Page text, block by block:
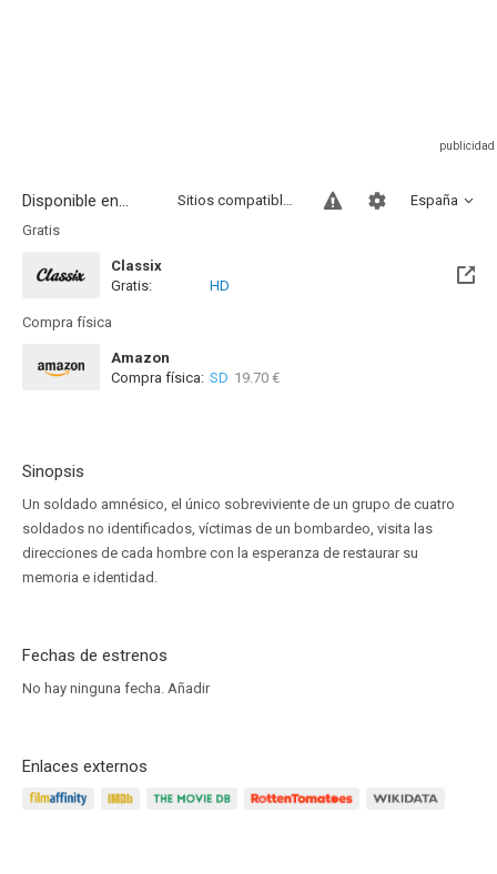
Disponible en... España
Sitios compatibles
Gratis
Classix
Gratis:
HD
Compra física
Amazon
Compra física: SD 19.70 €
Sinopsis
Un soldado amnésico, el único sobreviviente de un grupo de cuatro
soldados no identificados, víctimas de un bombardeo, visita las
direcciones de cada hombre con la esperanza de restaurar su
memoria e identidad.
Fechas de estrenos
No hay ninguna fecha. Añadir
Enlaces externos